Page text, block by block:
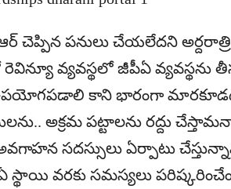
చెప్పిన పనులు చేయలేదని
వ్యవస్థలో జీపీఏ వ్యవస్థను
ఉపయోగపడాలి కాని భారంగా
అక్రమ పట్టాలను రద్దు
సదస్సులు ఏర్పాటు
వరకు సమస్యలు